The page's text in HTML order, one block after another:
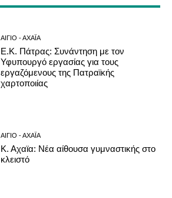
ΑΊΓΙΟ - ΑΧΑΪ́Α
Ε.Κ. Πάτρας: Συνάντηση με τον
Υφυπουργό εργασίας για τους
εργαζόμενους της Πατραϊκής
χαρτοποιίας
ΑΊΓΙΟ - ΑΧΑΪ́Α
Κ. Αχαϊα: Νέα αίθουσα γυμναστικής στο
κλειστό